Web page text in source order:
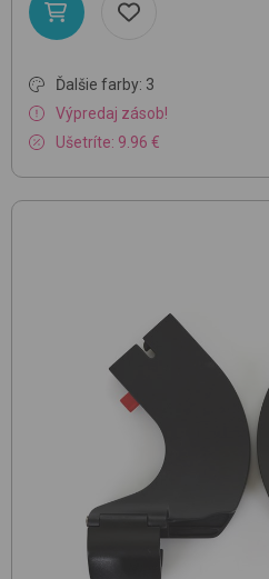
Ďalšie farby: 3
Výpredaj zásob!
Ušetríte: 9.96 €